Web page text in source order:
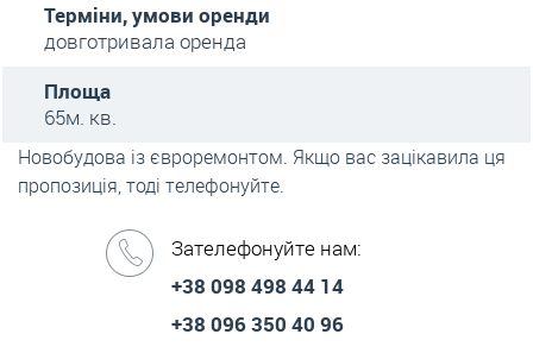
Терміни, умови оренди
довготривала оренда
Площа
65м. кв.
Новобудова із євроремонтом. Якщо вас зацікавила ця
пропозиція, тоді телефонуйте.
Зателефонуйте нам:
+38 098 498 44 14
+38 096 350 40 96